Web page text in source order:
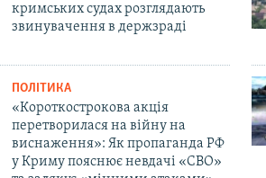
кримських судах розглядають
звинувачення в держзраді
ПОЛІТИКА
«Короткострокова акція
перетворилася на війну на
виснаження»: Як пропаганда РФ
у Криму пояснює невдачі «СВО»